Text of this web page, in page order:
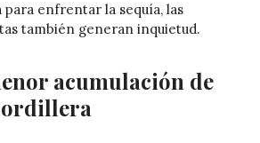
enfrentar la sequía, las
también generan inquietud.
acumulación de